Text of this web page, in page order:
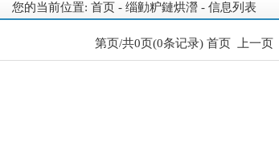
您的当前位置: 首页 - 缁勭粐鏈烘瀯 - 信息列表
第页/共0页(0条记录) 首页 上一页